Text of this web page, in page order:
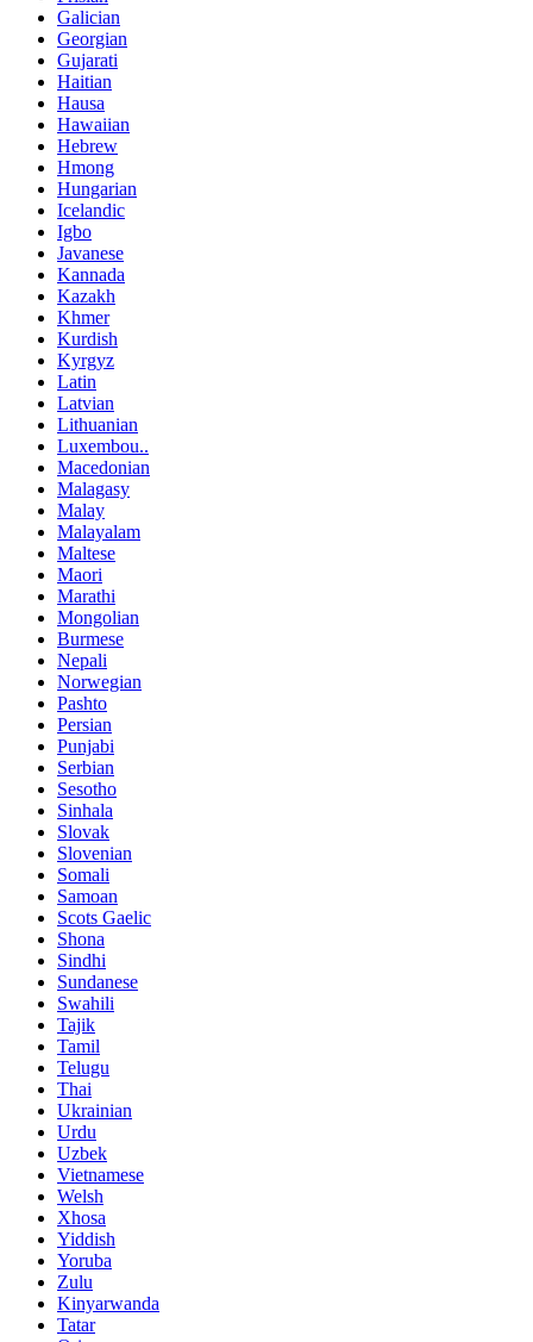
Galician
Georgian
Gujarati
Haitian
Hausa
Hawaiian
Hebrew
Hmong
Hungarian
Icelandic
Igbo
Javanese
Kannada
Kazakh
Khmer
Kurdish
Kyrgyz
Latin
Latvian
Lithuanian
Luxembou..
Macedonian
Malagasy
Malay
Malayalam
Maltese
Maori
Marathi
Mongolian
Burmese
Nepali
Norwegian
Pashto
Persian
Punjabi
Serbian
Sesotho
Sinhala
Slovak
Slovenian
Somali
Samoan
Scots Gaelic
Shona
Sindhi
Sundanese
Swahili
Tajik
Tamil
Telugu
Thai
Ukrainian
Urdu
Uzbek
Vietnamese
Welsh
Xhosa
Yiddish
Yoruba
Zulu
Kinyarwanda
Tatar